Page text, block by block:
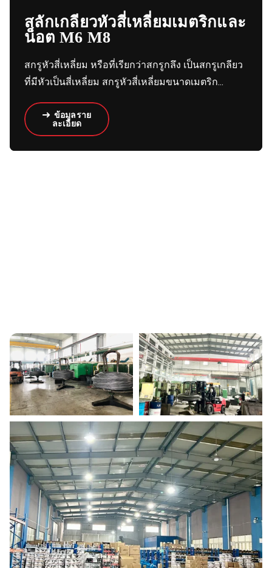
สลักเกลียวหัวสี่เหลี่ยมเมตริกและ
น็อต M6 M8
สกรูหัวสี่เหลี่ยม หรือที่เรียกว่าสกรูกลึง เป็นสกรูเกลียว
ที่มีหัวเป็นสี่เหลี่ยม สกรูหัวสี่เหลี่ยมขนาดเมตริก...
ข้อมูลราย
ละเอียด